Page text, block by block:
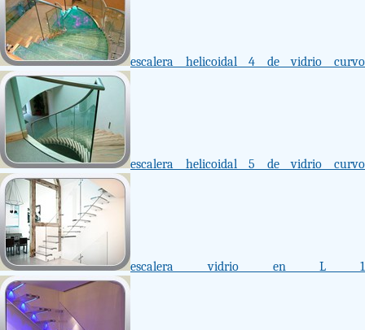
escalera helicoidal 4 de vidrio curvo
escalera helicoidal 5 de vidrio curvo
escalera vidrio en L 1